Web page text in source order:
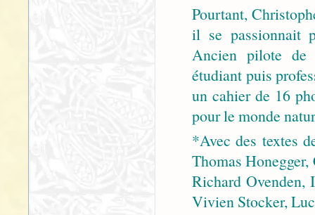
Pourtant,
il se passionnait
Ancien pilote de
étudiant puis
un cahier de 16
pour le monde
*Avec des textes
Thomas
Richard Ovenden,
Vivien Stocker,